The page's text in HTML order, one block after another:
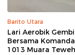
Barito Utara
Lari Aerobik
Bersama
1013 Muara Teweh